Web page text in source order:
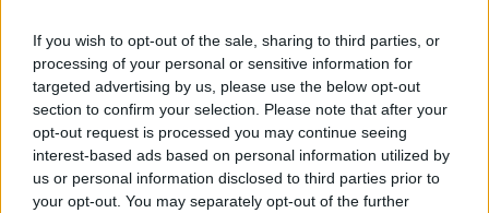
If you wish to opt-out of the sale, sharing to third parties, or
processing of your personal or sensitive information for
targeted advertising by us, please use the below opt-out
section to confirm your selection. Please note that after your
opt-out request is processed you may continue seeing
interest-based ads based on personal information utilized by
us or personal information disclosed to third parties prior to
your opt-out. You may separately opt-out of the further